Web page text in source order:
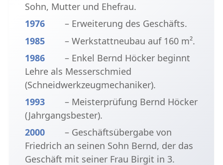
Sohn, Mutter und Ehefrau.
1976
– Erweiterung des Geschäfts.
1985
– Werkstattneubau auf 160 m².
1986
– Enkel Bernd Höcker beginnt
Lehre als Messerschmied
(Schneidwerkzeugmechaniker).
1993
– Meisterprüfung Bernd Höcker
(Jahrgangsbester).
2000
– Geschäftsübergabe von
Friedrich an seinen Sohn Bernd, der das
Geschäft mit seiner Frau Birgit in 3.